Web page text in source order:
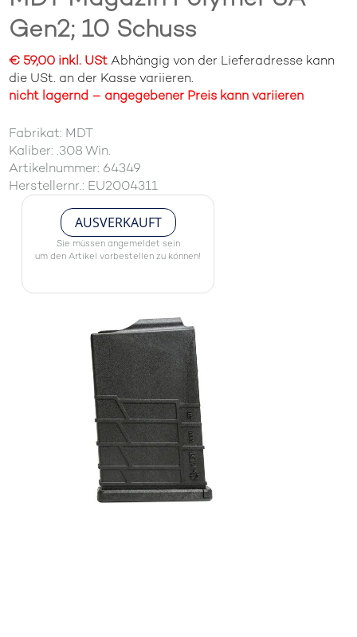
Gen2; 10 Schuss
€ 59,00 inkl. UStAbhängig von der Lieferadresse kann
die USt. an der Kasse variieren.
nicht lagernd – angegebener Preis kann variieren
Fabrikat: MDT
Kaliber: .308 Win.
Artikelnummer: 64349
Herstellernr.: EU2004311
AUSVERKAUFT
Sie müssen angemeldet sein
um den Artikel vorbestellen zu können!